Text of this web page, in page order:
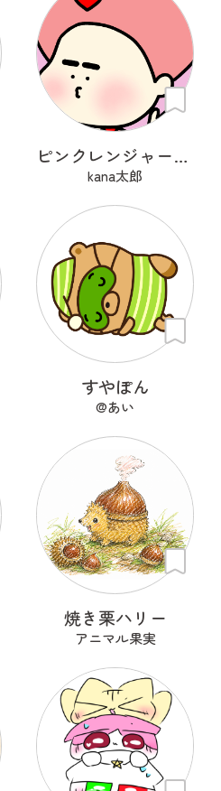
ピンクレンジャーアフロ🩷
kana太郎
すやぽん
@あい
焼き栗ハリー
アニマル果実